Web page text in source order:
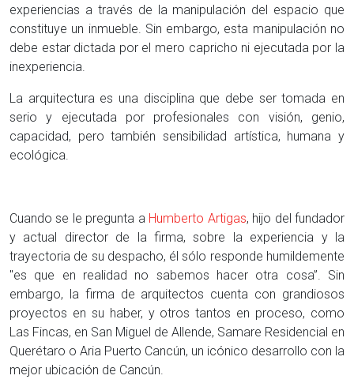
experiencias a través de la manipulación del espacio que
constituye un inmueble. Sin embargo, esta manipulación no
debe estar dictada por el mero capricho ni ejecutada por la
inexperiencia.
La arquitectura es una disciplina que debe ser tomada en
serio y ejecutada por profesionales con visión, genio,
capacidad, pero también sensibilidad artística, humana y
ecológica.
Cuando se le pregunta a Humberto Artigas, hijo del fundador
y actual director de la firma, sobre la experiencia y la
trayectoria de su despacho, él sólo responde humildemente
"es que en realidad no sabemos hacer otra cosa”. Sin
embargo, la firma de arquitectos cuenta con grandiosos
proyectos en su haber, y otros tantos en proceso, como
Las Fincas, en San Miguel de Allende, Samare Residencial en
Querétaro o Aria Puerto Cancún, un icónico desarrollo con la
mejor ubicación de Cancún.